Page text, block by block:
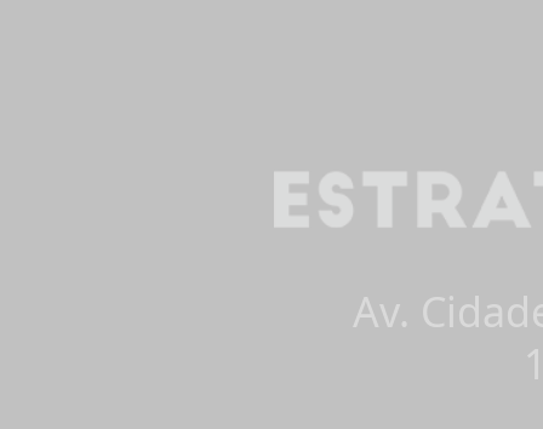
Av.